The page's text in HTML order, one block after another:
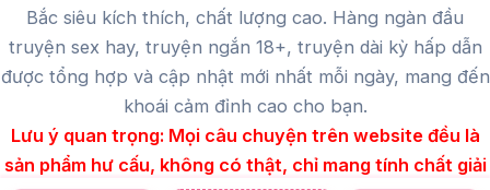
Bắc siêu kích thích, chất lượng cao. Hàng ngàn đầu
truyện sex hay, truyện ngắn 18+, truyện dài kỳ hấp dẫn
được tổng hợp và cập nhật mới nhất mỗi ngày, mang đến
khoái cảm đỉnh cao cho bạn.
Lưu ý quan trọng: Mọi câu chuyện trên website đều là
sản phẩm hư cấu, không có thật, chỉ mang tính chất giải